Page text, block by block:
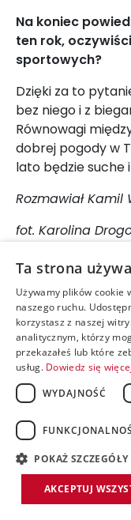
Na koniec
ten rok,
sportowych?
Dzięki za to
bez niego i z
Równowagi
dobrej pogody w
lato będzie suche
Rozmawiał Kamil
fot. Karolina
SZCZYTNA
Ta strona
Używamy plików cookie
naszego ruchu.
korzystasz z naszej
analitycznym, którzy
przekazałeś lub które
usług. Dowiedz się więcej
WYDAJNOŚĆ
POKAŻ SZCZEGÓŁY
AKCEPTUJ
accessible